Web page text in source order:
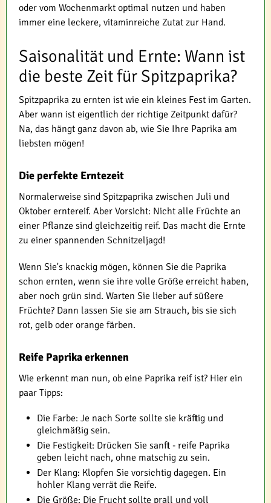
oder vom Wochenmarkt optimal nutzen und haben
immer eine leckere, vitaminreiche Zutat zur Hand.
Saisonalität und Ernte: Wann ist
die beste Zeit für Spitzpaprika?
Spitzpaprika zu ernten ist wie ein kleines Fest im Garten.
Aber wann ist eigentlich der richtige Zeitpunkt dafür?
Na, das hängt ganz davon ab, wie Sie Ihre Paprika am
liebsten mögen!
Die perfekte Erntezeit
Normalerweise sind Spitzpaprika zwischen Juli und
Oktober erntereif. Aber Vorsicht: Nicht alle Früchte an
einer Pflanze sind gleichzeitig reif. Das macht die Ernte
zu einer spannenden Schnitzeljagd!
Wenn Sie's knackig mögen, können Sie die Paprika
schon ernten, wenn sie ihre volle Größe erreicht haben,
aber noch grün sind. Warten Sie lieber auf süßere
Früchte? Dann lassen Sie sie am Strauch, bis sie sich
rot, gelb oder orange färben.
Reife Paprika erkennen
Wie erkennt man nun, ob eine Paprika reif ist? Hier ein
paar Tipps:
Die Farbe: Je nach Sorte sollte sie kräftig und
gleichmäßig sein.
Die Festigkeit: Drücken Sie sanft - reife Paprika
geben leicht nach, ohne matschig zu sein.
Der Klang: Klopfen Sie vorsichtig dagegen. Ein
hohler Klang verrät die Reife.
Die Größe: Die Frucht sollte prall und voll